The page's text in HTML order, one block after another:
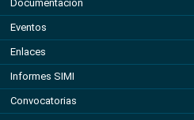
Documentacion
Eventos
Enlaces
Informes SIMI
Convocatorias